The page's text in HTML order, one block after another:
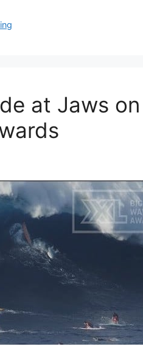
at Jaws on